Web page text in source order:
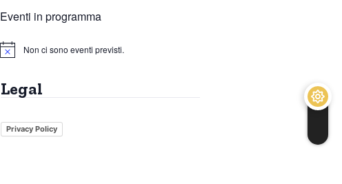
Eventi in programma
Non ci sono eventi previsti.
Legal
Privacy Policy